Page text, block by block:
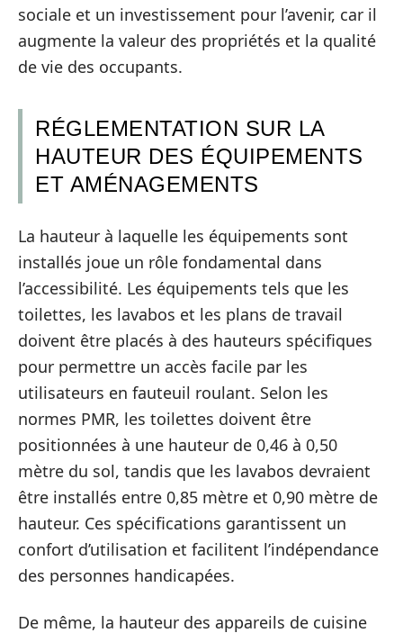
sociale et un investissement pour l’avenir, car il
augmente la valeur des propriétés et la qualité
de vie des occupants.
RÉGLEMENTATION SUR LA
HAUTEUR DES ÉQUIPEMENTS
ET AMÉNAGEMENTS
La hauteur à laquelle les équipements sont
installés joue un rôle fondamental dans
l’accessibilité. Les équipements tels que les
toilettes, les lavabos et les plans de travail
doivent être placés à des hauteurs spécifiques
pour permettre un accès facile par les
utilisateurs en fauteuil roulant. Selon les
normes PMR, les toilettes doivent être
positionnées à une hauteur de 0,46 à 0,50
mètre du sol, tandis que les lavabos devraient
être installés entre 0,85 mètre et 0,90 mètre de
hauteur. Ces spécifications garantissent un
confort d’utilisation et facilitent l’indépendance
des personnes handicapées.
De même, la hauteur des appareils de cuisine